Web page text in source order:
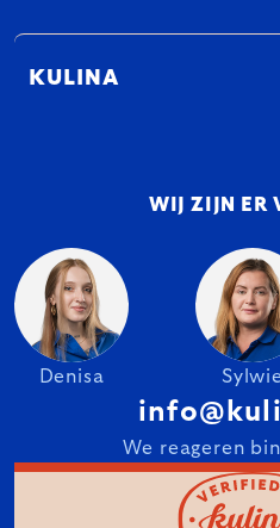
KULINA
WIJ ZIJN ER
Denisa Sylwie
We reageren